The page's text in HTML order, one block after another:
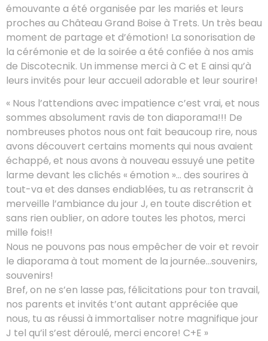
émouvante a été organisée par les mariés et leurs
proches au Château Grand Boise à Trets. Un très beau
moment de partage et d’émotion! La sonorisation de
la cérémonie et de la soirée a été confiée à nos amis
de Discotecnik. Un immense merci à C et E ainsi qu’à
leurs invités pour leur accueil adorable et leur sourire!
« Nous l’attendions avec impatience c’est vrai, et nous
sommes absolument ravis de ton diaporama!!! De
nombreuses photos nous ont fait beaucoup rire, nous
avons découvert certains moments qui nous avaient
échappé, et nous avons à nouveau essuyé une petite
larme devant les clichés « émotion »… des sourires à
tout-va et des danses endiablées, tu as retranscrit à
merveille l’ambiance du jour J, en toute discrétion et
sans rien oublier, on adore toutes les photos, merci
mille fois!!
Nous ne pouvons pas nous empêcher de voir et revoir
le diaporama à tout moment de la journée…souvenirs,
souvenirs!
Bref, on ne s’en lasse pas, félicitations pour ton travail,
nos parents et invités t’ont autant appréciée que
nous, tu as réussi à immortaliser notre magnifique jour
J tel qu’il s’est déroulé, merci encore! C+E »